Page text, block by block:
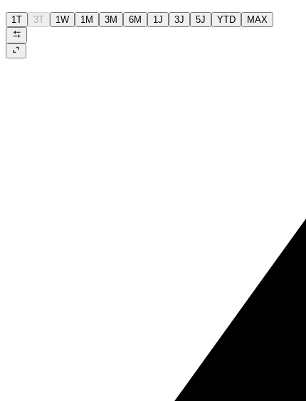
1T 3T 1W 1M 3M 6M 1J 3J 5J YTD MAX